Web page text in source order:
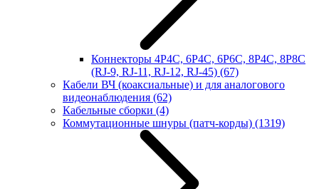
Коннекторы 4P4C, 6P4C, 6P6C, 8P4C, 8P8C
(RJ-9, RJ-11, RJ-12, RJ-45) (67)
Кабели ВЧ (коаксиальные) и для аналогового
видеонаблюдения (62)
Кабельные сборки (4)
Коммутационные шнуры (патч-корды) (1319)